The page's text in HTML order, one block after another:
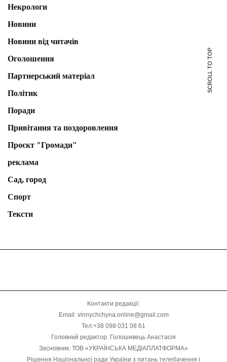
Некрологи
Новини
Новини від читачів
Оголошення
Партнерський матеріал
Політик
Поради
Привітання та поздоровлення
Проєкт "Громади"
реклама
Сад, город
Спорт
Тексти
SCROLL TO TOP
Контакти редакції:
Email: vinnychchyna.online@gmail.com
Тел:+38 098 031 08 61
Головний редактор: Голошивець Анастасія
Засновник: ТОВ «УКРАЇНСЬКА МЕДІАПЛАТФОРМА»
Рішення Національної ради України з питань телебачення і